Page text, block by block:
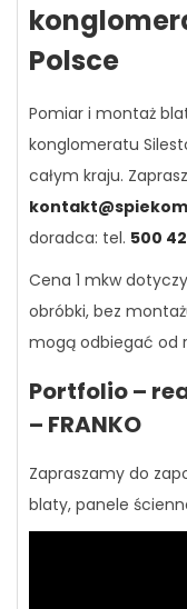
Polsce
Pomiar i montaż
konglomeratu
całym kraju.
doradca: tel. 500
Cena 1 mkw
obróbki, bez
mogą odbiegać od
Portfolio –
– FRANKO
Zapraszamy do
blaty, panele